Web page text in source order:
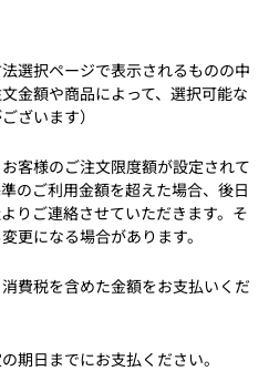
選択ページで表示されるものの中
金額や商品によって、選択可能な
ざいます）
客様のご注文限度額が設定されて
のご利用金額を超えた場合、後日
りご連絡させていただきます。そ
更になる場合があります。
費税を含めた金額をお支払いくだ
期日までにお支払ください。